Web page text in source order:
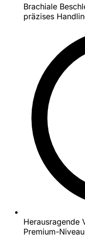
Brachiale
präzises
Herausragende
Premium-Niveau